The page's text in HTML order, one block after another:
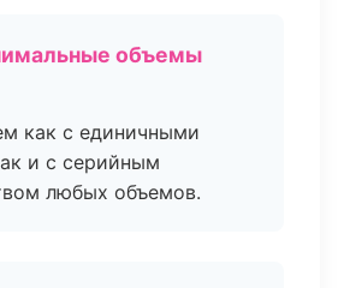
объемы
как с единичными
и с серийным
любых объемов.